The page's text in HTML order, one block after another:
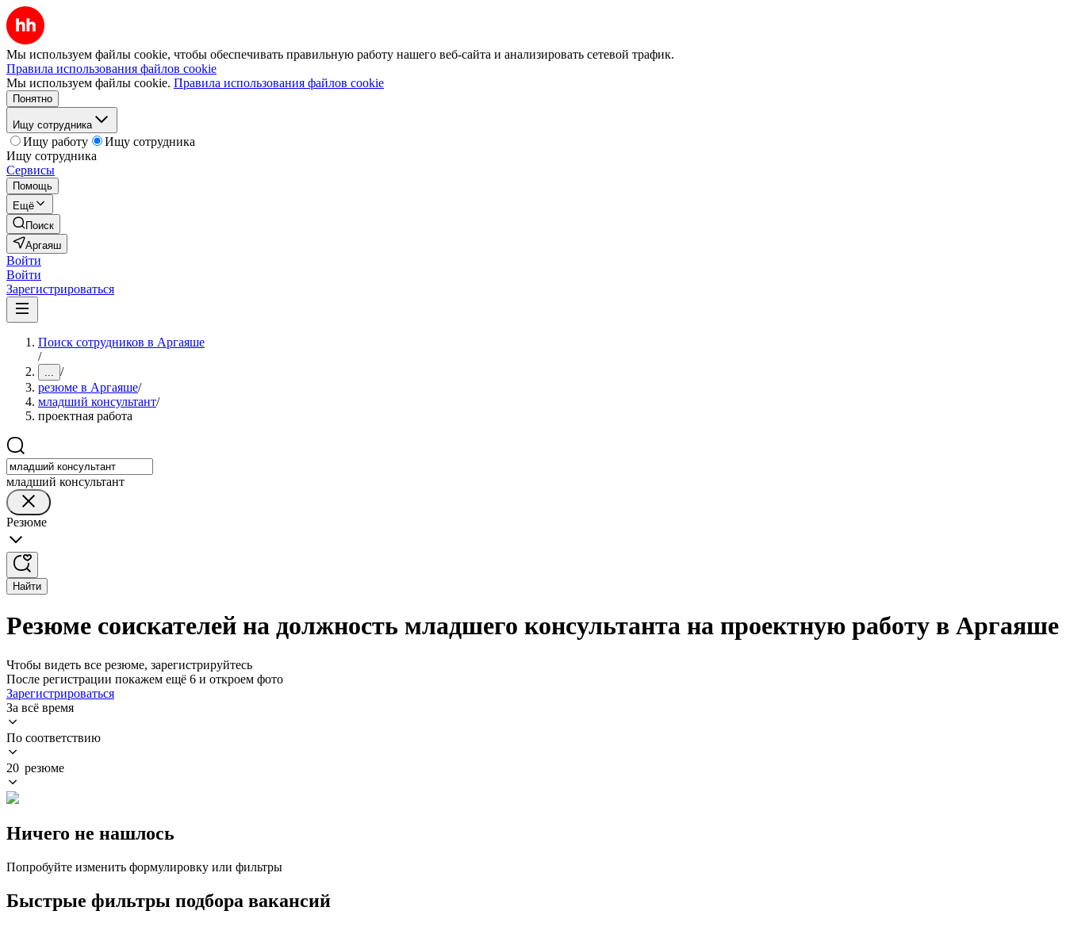
Мы используем файлы cookie, чтобы обеспечивать правильную работу нашего веб-сайта и анализировать сетевой трафик.
Правила использования файлов cookie
Мы используем файлы cookie. Правила использования файлов cookie
Понятно
Ищу сотрудника
Ищу работу
Ищу сотрудника
Ищу сотрудника
Сервисы
Помощь
Ещё
Поиск
Аргаяш
Войти
Войти
Зарегистрироваться
Поиск сотрудников в Аргаяше
/
... /
резюме в Аргаяше/
младший консультант/
проектная работа
младший консультант
Резюме
Найти
Резюме соискателей на должность младшего консультанта на проектную работу в Аргаяше
Чтобы видеть все резюме, зарегистрируйтесь
После регистрации покажем ещё 6 и откроем фото
Зарегистрироваться
За всё время
По соответствию
20 резюме
Ничего не нашлось
Попробуйте изменить формулировку или фильтры
Быстрые фильтры подбора вакансий